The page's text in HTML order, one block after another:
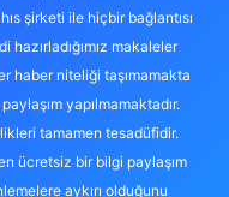
şirketi ile hiçbir bağlantısı
hazırladığımız makaleler
haber niteliği taşımamakta
yapılmamaktadır.
tamamen tesadüfidir.
ücretsiz bir bilgi paylaşım
aykırı olduğunu